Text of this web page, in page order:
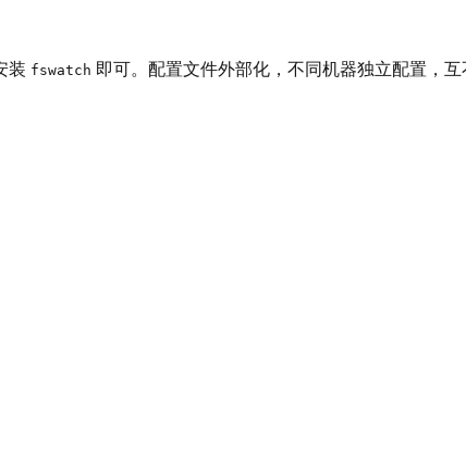
装 fswatch 即可。配置文件外部化，不同机器独立配置，互